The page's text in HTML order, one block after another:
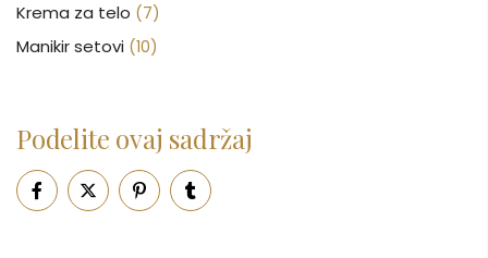
Krema za telo (7)
Manikir setovi (10)
Nega lica (88)
Nega tela (93)
Neseseri (15)
Podelite ovaj sadržaj